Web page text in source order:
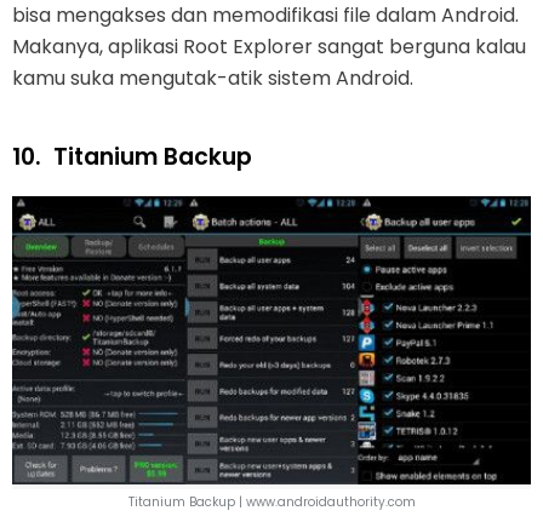
bisa mengakses dan memodifikasi file dalam Android.
Makanya, aplikasi Root Explorer sangat berguna kalau
kamu suka mengutak-atik sistem Android.
10. Titanium Backup
Titanium Backup | www.androidauthority.com